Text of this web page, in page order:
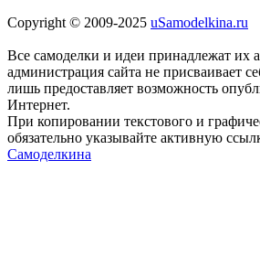
Copyright © 2009-2025 uSamodelkina.ru
Все самоделки и идеи принадлежат их
администрация сайта не присваивает
лишь предоставляет возможность
Интернет.
При копировании текстового и
обязательно указывайте активную
Самоделкина